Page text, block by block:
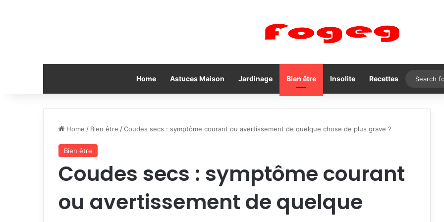
Home Astuces Maison Jardinage Bien être Insolite Recettes
Home / Bien être /Coudes secs : symptôme courant ou avertissement de quelque chose de plus grave ?
Bien être
Coudes secs : symptôme courant
ou avertissement de quelque